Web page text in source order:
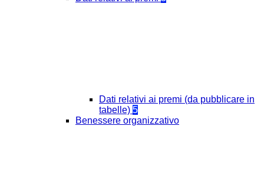
Dati relativi ai premi (da pubblicare in
tabelle) 5
Benessere organizzativo